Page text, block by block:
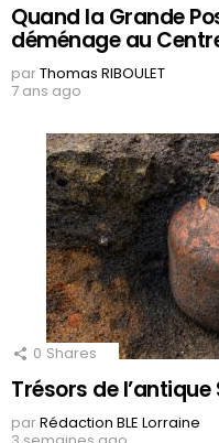
Quand la Grande
déménage au
parThomas RIBOULET
7 ans ago
0 Shares
Trésors de l’antique
parRédaction BLE Lorraine